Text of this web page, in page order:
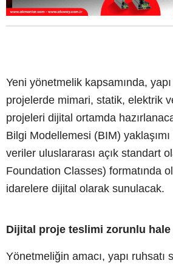
Yeni yönetmelik kapsamında,
projelerde mimari, statik, elektrik
projeleri dijital ortamda
Bilgi Modellemesi (BIM)
veriler uluslararası açık standart
Foundation Classes) formatında
idarelere dijital olarak sunulacak.
Dijital proje teslimi zorunlu
Yönetmeliğin amacı, yapı ruhsatı